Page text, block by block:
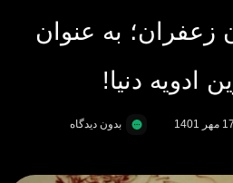
به عنوان
ادویه دنیا!
17 مهر 1401 بدون دیدگاه